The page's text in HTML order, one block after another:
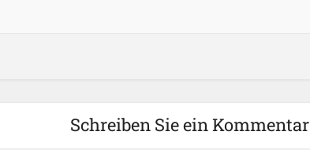
Schreiben Sie ein Kommentar